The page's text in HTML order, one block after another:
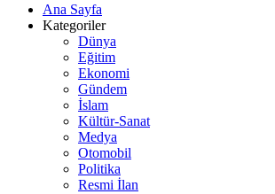
Ana Sayfa
Kategoriler
Dünya
Eğitim
Ekonomi
Gündem
İslam
Kültür-Sanat
Medya
Otomobil
Politika
Resmi İlan